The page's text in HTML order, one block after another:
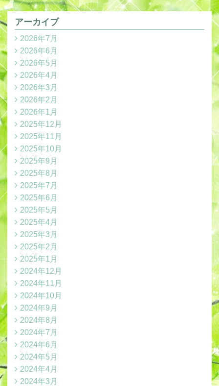
アーカイブ
2026年7月
2026年6月
2026年5月
2026年4月
2026年3月
2026年2月
2026年1月
2025年12月
2025年11月
2025年10月
2025年9月
2025年8月
2025年7月
2025年6月
2025年5月
2025年4月
2025年3月
2025年2月
2025年1月
2024年12月
2024年11月
2024年10月
2024年9月
2024年8月
2024年7月
2024年6月
2024年5月
2024年4月
2024年3月